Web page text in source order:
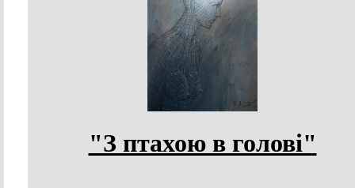
"З птахою в голові"